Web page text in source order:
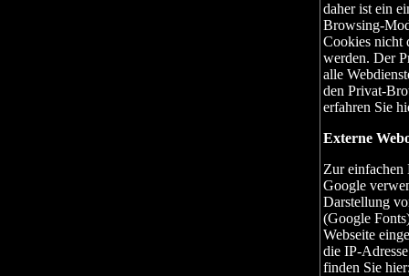
daher ist ein
Browsing-
Cookies nicht
werden. Der
alle
den Privat-
erfahren Sie
Externe
Zur einfachen
Google
Darstellung
(Google
Webseite
die IP-
finden Sie